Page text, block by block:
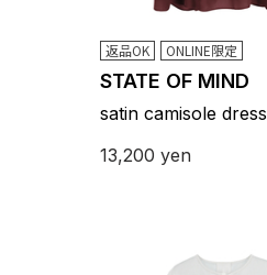
返品OK ONLINE限定
STATE OF MIND
satin camisole dress
13,200 yen